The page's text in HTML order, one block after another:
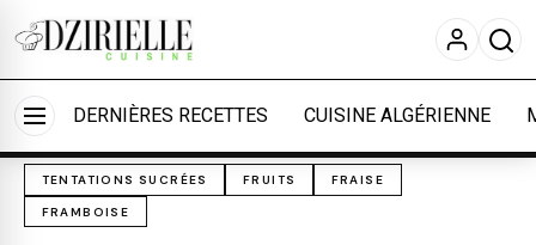
Nous utilisons des cookies pour améliorer votre
expérience et mesurer l'audience.
En savoir plus
Accepter tout
Personnaliser
DERNIÈRES RECETTES CUISINE ALGÉRIENNE
Accueil Cuisine
TENTATIONS SUCRÉES FRUITS FRAISE
FRAMBOISE